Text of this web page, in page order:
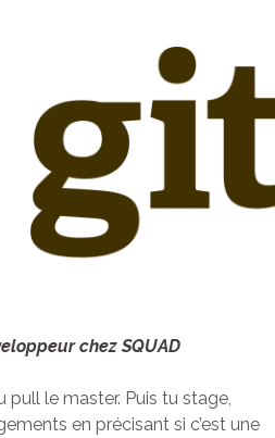
chez SQUAD